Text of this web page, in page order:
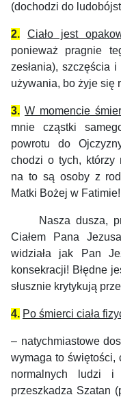
(dochodzi do
2. Ciało jest
ponieważ pragnie
zesłania), szczęścia
używania, bo żyje się
3. W momencie
mnie cząstki
powrotu do
chodzi o tych, którzy
na to są osoby z
Matki Bożej w Fatimie!
Nasza dusza,
Ciałem Pana
widziała jak Pan
konsekracji! Błędne
słusznie krytykują
4. Po śmierci ciała
– natychmiastowe
wymaga to świętości,
normalnych ludzi i
przeszkadza Szatan